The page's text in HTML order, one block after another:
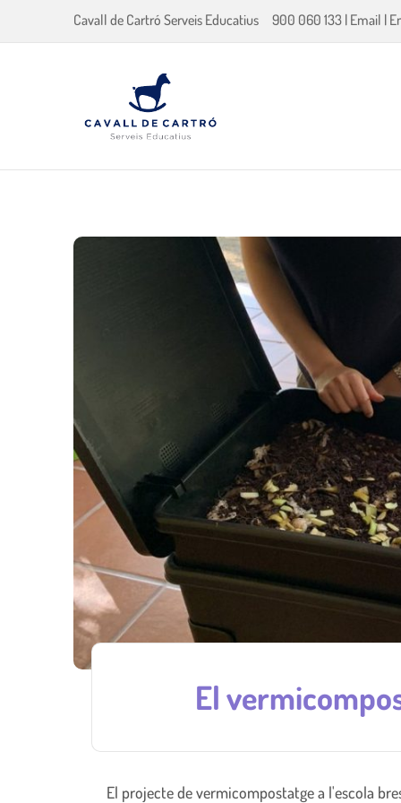
Cavall de Cartró Serveis Educatius 900 060 133 | Email |
El
El projecte de vermicompostatge a l'escola